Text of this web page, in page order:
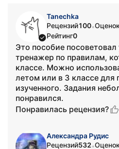
Tanechka
Рецензий100•
Рейтинг0
Это пособие посоветовал
тренажер по правилам,
классе. Можно
летом или в 3 классе для
изученного. Задания
понравился.
Понравилась рецензия?
Александра Рудис
Рецензий532•